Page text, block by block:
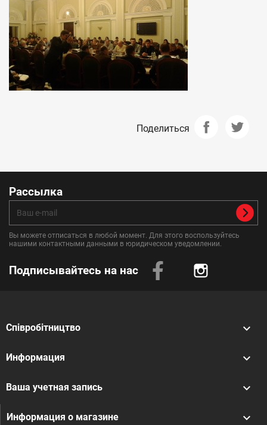
Поделиться
Рассылка
Вы можете отписаться в любой момент. Для этого воспользуйтесь
нашими контактными данными в юридическом уведомлении.
Подписывайтесь на нас
Співробітництво 
Информация 
Ваша учетная запись 
Информация о магазине keyboard_arrow_down